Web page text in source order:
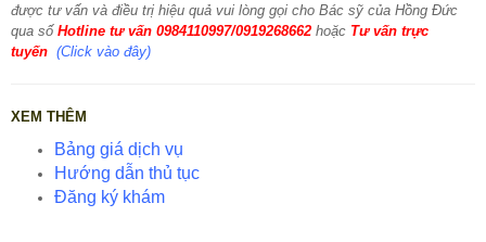
được tư vấn và điều trị hiệu quả vui lòng gọi cho Bác sỹ của Hồng Đức
qua số Hotline tư vấn 0984110997/0919268662 hoặc Tư vấn trực
tuyến (Click vào đây)
XEM THÊM
Bảng giá dịch vụ
Hướng dẫn thủ tục
Đăng ký khám